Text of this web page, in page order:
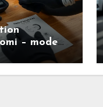
– mode
entretenir
pneus